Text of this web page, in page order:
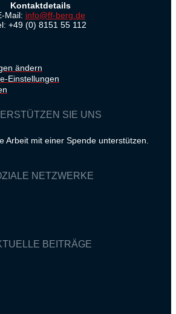
Kontaktdetails
Mail: info@ff-berg.de
+49 (0) 8151 55 112
ändern
Einstellungen
SIE UNS
Arbeit mit einer Spende unterstützen.
NETZWERKE
BEITRÄGE